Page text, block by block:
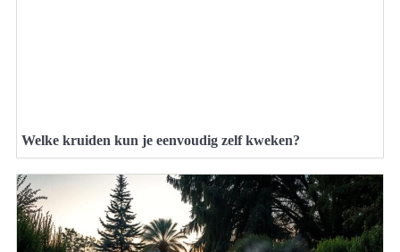
Welke kruiden kun je eenvoudig zelf kweken?